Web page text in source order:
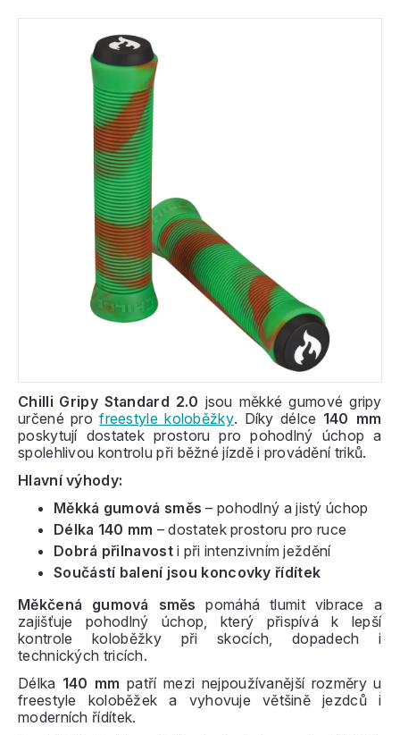
Chilli Gripy Standard 2.0 jsou měkké gumové gripy
určené profreestyle koloběžky. Díky délce 140 mm
poskytují dostatek prostoru pro pohodlný úchop a
spolehlivou kontrolu při běžné jízdě i provádění triků.
Hlavní výhody:
Měkká gumová směs – pohodlný a jistý úchop
Délka 140 mm – dostatek prostoru pro ruce
Dobrá přilnavosti při intenzivním ježdění
Součástí balení jsou koncovky řídítek
Měkčená gumová směs pomáhá tlumit vibrace a
zajišťuje pohodlný úchop, který přispívá k lepší
kontrole koloběžky při skocích, dopadech i
technických tricích.
Délka 140 mm patří mezi nejpoužívanější rozměry u
freestyle koloběžek a vyhovuje většině jezdců i
moderních řídítek.